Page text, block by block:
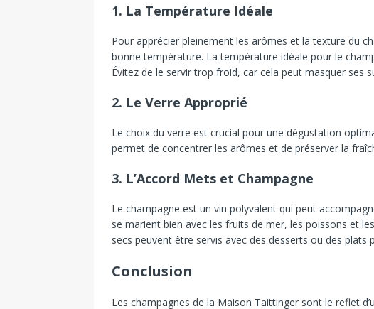
1. La Température Idéale
Pour apprécier pleinement les arômes et latexture du
bonnetempérature. Latempérature idéale pour le
Évitez de le servirtrop froid, car cela peut masquer ses
2. Le Verre Approprié
Le choix du verre est crucial pour une dégustation
permet de concentrer les arômes et de préserver la
3. L’Accord Mets et Champagne
Le champagne est un vin polyvalent qui peut
se marient bien avec les fruits de mer, les poissons et les
secs peuvent être servis avec des desserts ou des plats
Conclusion
Les champagnes de la Maison Taittinger sont le reflet